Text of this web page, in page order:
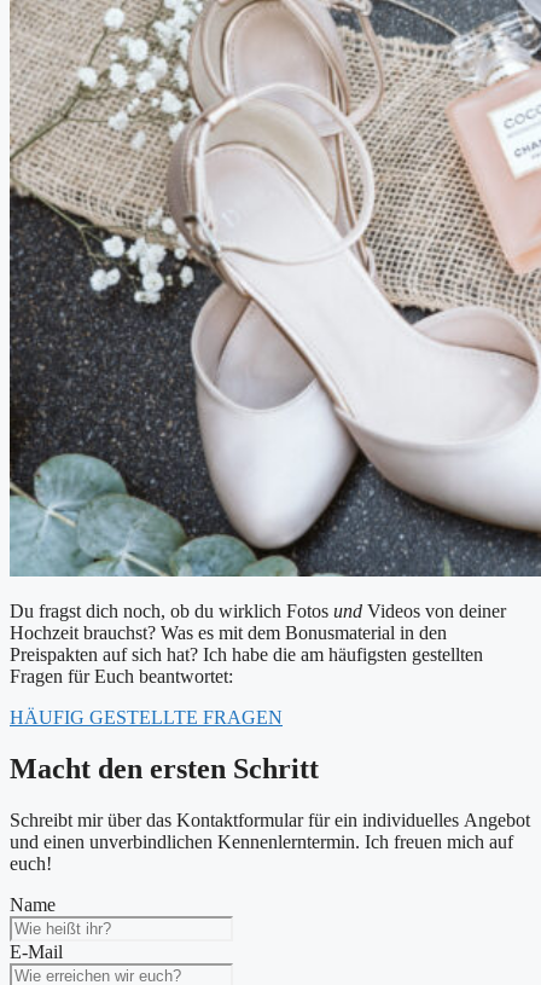
Du fragst dich noch, ob du wirklich Fotos und Videos von deiner
Hochzeit brauchst? Was es mit dem Bonusmaterial in den
Preispakten auf sich hat? Ich habe die am häufigsten gestellten
Fragen für Euch beantwortet:
HÄUFIG GESTELLTE FRAGEN
Macht den ersten Schritt
Schreibt mir über das Kontaktformular für ein individuelles Angebot
und einen unverbindlichen Kennenlerntermin. Ich freuen mich auf
euch!
Name
E-Mail